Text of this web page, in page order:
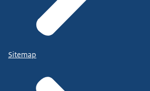
Sitemap